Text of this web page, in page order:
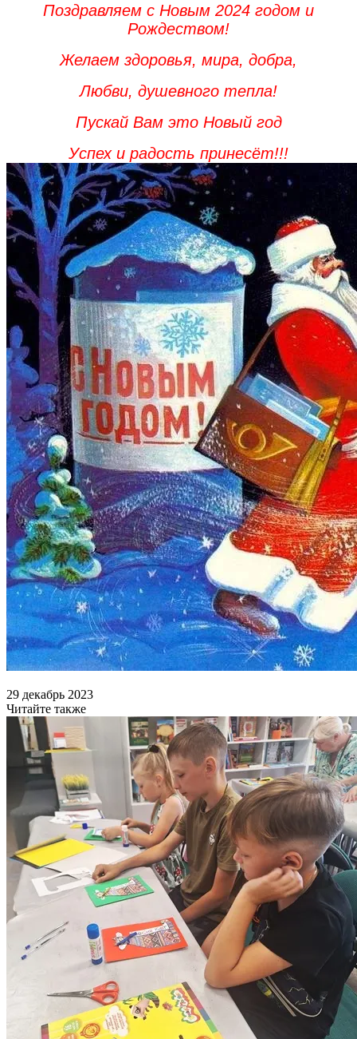
Поздравляем с Новым 2024 годом и
Рождеством!
Желаем здоровья, мира, добра,
Любви, душевного тепла!
Пускай Вам это Новый год
Успех и радость принесёт!!!
29 декабрь 2023
Читайте также